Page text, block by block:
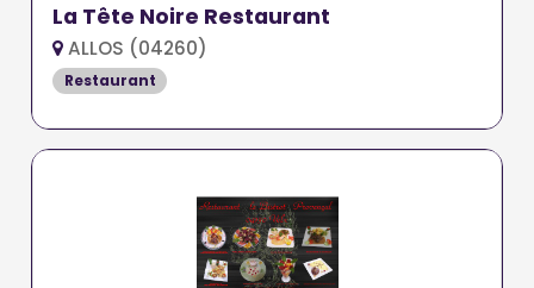
La Tête Noire Restaurant
ALLOS (04260)
Restaurant